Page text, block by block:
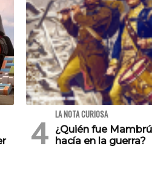
LA NOTA CURIOSA
¿Quién fue
hacía en la guerra?